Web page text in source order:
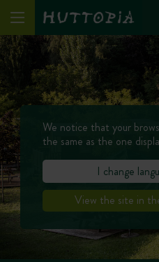
We notice that your
the same as the one
I change
View the site in